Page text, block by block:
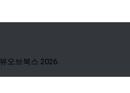
오브북스 2026.